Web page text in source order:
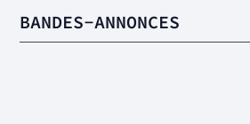
BANDES-ANNONCES